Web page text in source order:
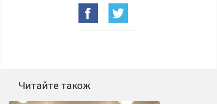
Читайте також